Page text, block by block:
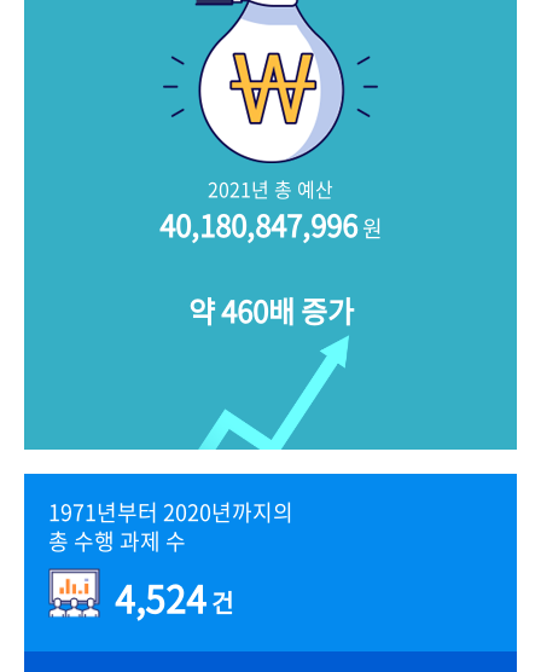
2021년 총 예산
40,180,847,996원
약 460배 증가
1971년부터 2020년까지의
총 수행 과제 수
4,524건